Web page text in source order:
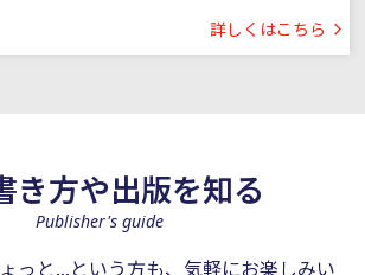
詳しくはこちら
き方や出版を知る
Publisher's guide
っと...という方も、気軽にお楽しみい